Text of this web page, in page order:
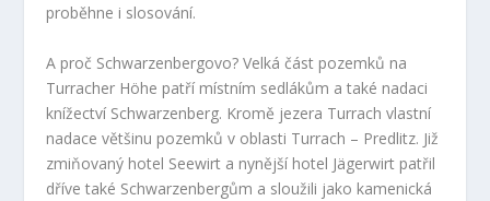
proběhne i slosování.
A proč Schwarzenbergovo? Velká část pozemků na
Turracher Höhe patří místním sedlákům a také nadaci
knížectví Schwarzenberg. Kromě jezera Turrach vlastní
nadace většinu pozemků v oblasti Turrach – Predlitz. Již
zmiňovaný hotel Seewirt a nynější hotel Jägerwirt patřil
dříve také Schwarzenbergům a sloužili jako kamenická